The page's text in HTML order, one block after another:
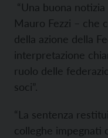
“Una buona
Mauro Fezzi – che
della azione della
interpretazione
ruolo delle
soci”.
“La sentenza
colleghe impegnati